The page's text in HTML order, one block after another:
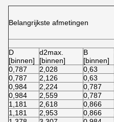
Belangrijkste afmetingen
D
[binnen]
d2max.
[binnen]
B
[binnen]
0,787
2,028 0,63
0,787
2,126 0,63
0,984
2,224 0,787
0,984
2,559 0,787
1,181
2,618 0,866
1,181
2,953 0,866